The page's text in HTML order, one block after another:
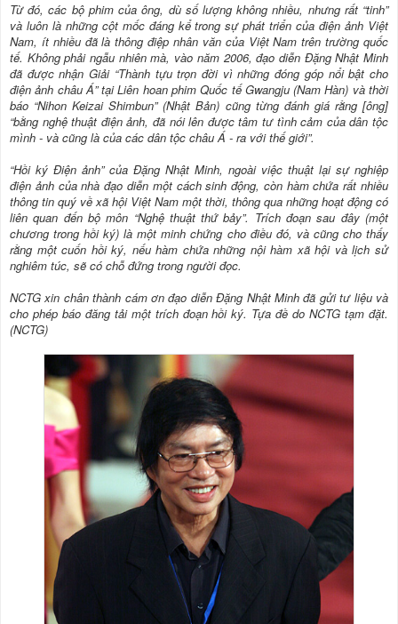
Từ đó, các bộ phim của ông, dù số lượng không nhiều, nhưng rất “tinh”
và luôn là những cột mốc đáng kể trong sự phát triển của điện ảnh Việt
Nam, ít nhiều đã là thông điệp nhân văn của Việt Nam trên trường quốc
tế. Không phải ngẫu nhiên mà, vào năm 2006, đạo diễn Đặng Nhật Minh
đã được nhận Giải “Thành tựu trọn đời vì những đóng góp nổi bật cho
điện ảnh châu Á” tại Liên hoan phim Quốc tế Gwangju (Nam Hàn) và thời
báo “Nihon Keizai Shimbun” (Nhật Bản) cũng từng đánh giá rằng [ông]
“bằng nghệ thuật điện ảnh, đã nói lên được tâm tư tình cảm của dân tộc
mình - và cũng là của các dân tộc châu Á - ra với thế giới”.
“Hồi ký Điện ảnh” của Đặng Nhật Minh, ngoài việc thuật lại sự nghiệp
điện ảnh của nhà đạo diễn một cách sinh động, còn hàm chứa rất nhiều
thông tin quý về xã hội Việt Nam một thời, thông qua những hoạt động có
liên quan đến bộ môn “Nghệ thuật thứ bảy”. Trích đoạn sau đây (một
chương trong hồi ký) là một minh chứng cho điều đó, và cũng cho thấy
rằng một cuốn hồi ký, nếu hàm chứa những nội hàm xã hội và lịch sử
nghiêm túc, sẽ có chỗ đứng trong người đọc.
NCTG xin chân thành cám ơn đạo diễn Đặng Nhật Minh đã gửi tư liệu và
cho phép báo đăng tải một trích đoạn hồi ký. Tựa đề do NCTG tạm đặt.
(NCTG)